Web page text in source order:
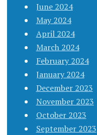
June 2024
May 2024
April 2024
March 2024
February 2024
January 2024
December 2023
November 2023
October 2023
September 2023